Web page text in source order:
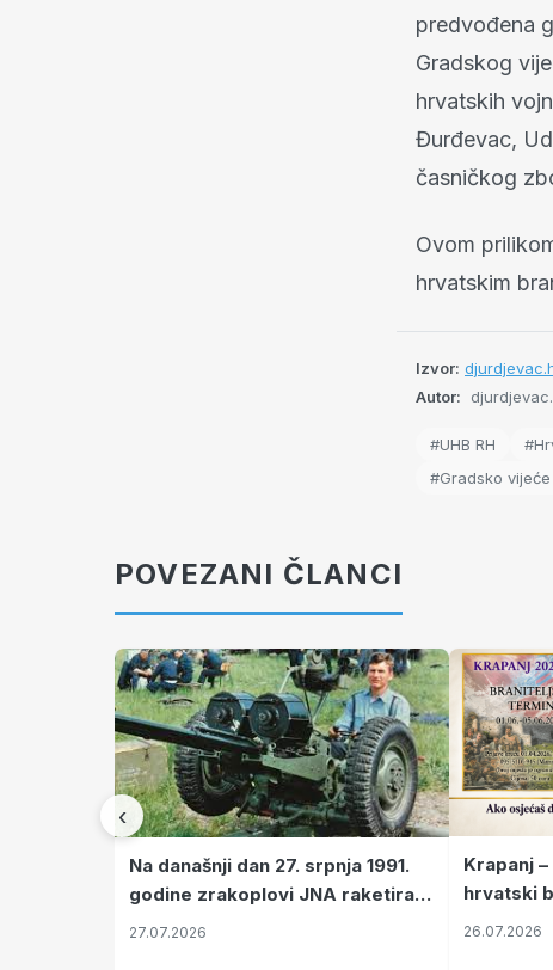
predvođena
Gradskog
hrvatskih
Đurđevac,
časničkog
Ovom
hrvatskim
Izvor:
Autor:
#UHB RH
#Gradsko
POVEZANI ČLANCI
‹
Na današnji dan 27. srpnja 1991.
godine zrakoplovi JNA raketirali
su vojarnu i obučni centar "Nikola
27.07.2026
Krapanj
hrvatski
pronalaze
26.07.2026